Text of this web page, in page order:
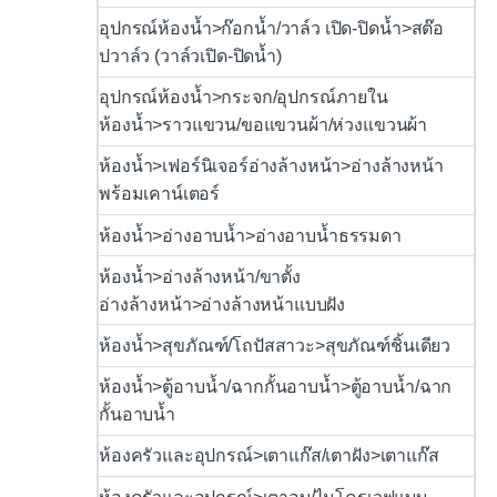
อุปกรณ์ห้องน้ำ>ก๊อกน้ำ/วาล์ว เปิด-ปิดน้ำ>สต๊อ
ปวาล์ว (วาล์วเปิด-ปิดน้ำ)
อุปกรณ์ห้องน้ำ>กระจก/อุปกรณ์ภายใน
ห้องน้ำ>ราวแขวน/ขอแขวนผ้า/ห่วงแขวนผ้า
ห้องน้ำ>เฟอร์นิเจอร์อ่างล้างหน้า>อ่างล้างหน้า
พร้อมเคาน์เตอร์
ห้องน้ำ>อ่างอาบน้ำ>อ่างอาบน้ำธรรมดา
ห้องน้ำ>อ่างล้างหน้า/ขาตั้ง
อ่างล้างหน้า>อ่างล้างหน้าแบบฝัง
ห้องน้ำ>สุขภัณฑ์/โถปัสสาวะ>สุขภัณฑ์ชิ้นเดียว
ห้องน้ำ>ตู้อาบน้ำ/ฉากกั้นอาบน้ำ>ตู้อาบน้ำ/ฉาก
กั้นอาบน้ำ
ห้องครัวและอุปกรณ์>เตาแก๊ส/เตาฝัง>เตาแก๊ส